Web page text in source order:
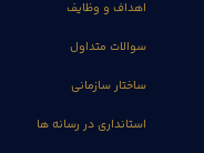
اهداف و وظایف
سوالات متداول
ساختار سازمانی
استانداری در رسانه ها